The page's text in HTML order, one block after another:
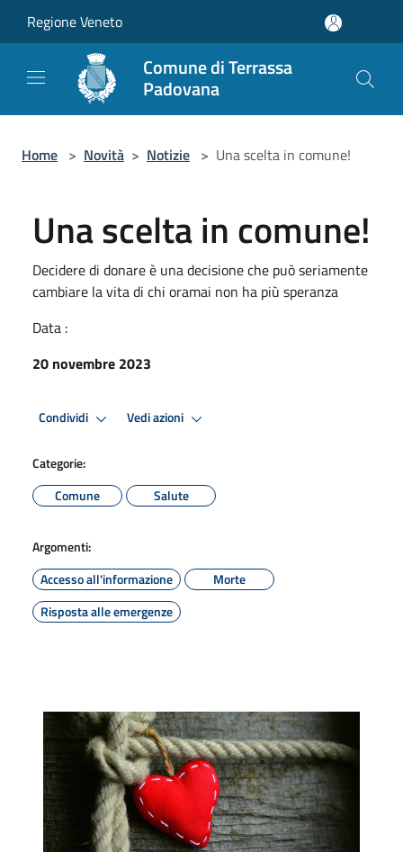
Regione Veneto
Comune di Terrassa
Padovana
Home > Novità > Notizie > Una scelta in comune!
Una scelta in comune!
Decidere di donare è una decisione che può seriamente
cambiare la vita di chi oramai non ha più speranza
Data :
20 novembre 2023
Condividi Vedi azioni
Categorie:
Comune
Salute
Argomenti:
Accesso all'informazione
Morte
Risposta alle emergenze